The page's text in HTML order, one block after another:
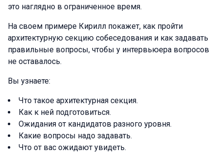
это наглядно в ограниченное время.
На своем примере Кирилл покажет, как пройти
архитектурную секцию собеседования и как задавать
правильные вопросы, чтобы у интервьюера вопросов
не оставалось.
Вы узнаете:
Что такое архитектурная секция.
Как к ней подготовиться.
Ожидания от кандидатов разного уровня.
Какие вопросы надо задавать.
Что от вас ожидают увидеть.